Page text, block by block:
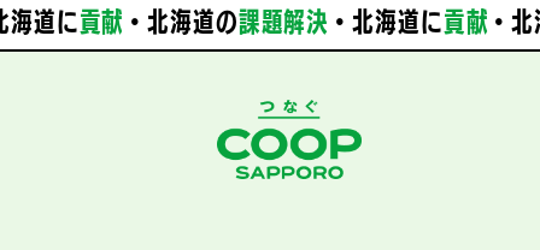
道に貢献・北海道の課題解決・北海道に貢献・北